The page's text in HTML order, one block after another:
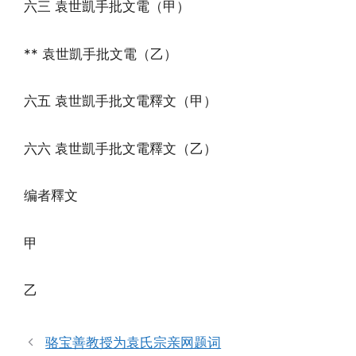
六三 袁世凱手批文電（甲）
** 袁世凱手批文電（乙）
六五 袁世凱手批文電釋文（甲）
六六 袁世凱手批文電釋文（乙）
编者釋文
甲
乙
骆宝善教授为袁氏宗亲网题词